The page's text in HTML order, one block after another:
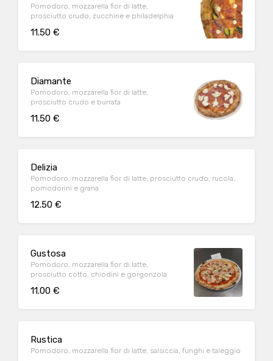
Pomodoro, mozzarella fior di latte,
prosciutto crudo, zucchine e philadelphia
11.50 €
Diamante
Pomodoro, mozzarella fior di latte,
prosciutto crudo e burrata
11.50 €
Delizia
Pomodoro, mozzarella fior di latte, prosciutto crudo, rucola,
pomodorini e grana
12.50 €
Gustosa
Pomodoro, mozzarella fior di latte,
prosciutto cotto, chiodini e gorgonzola
11.00 €
Rustica
Pomodoro, mozzarella fior di latte, salsiccia, funghi e taleggio